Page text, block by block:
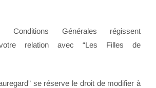
Conditions Générales régissent
votre relation avec “Les Filles de
se réserve le droit de modifier à